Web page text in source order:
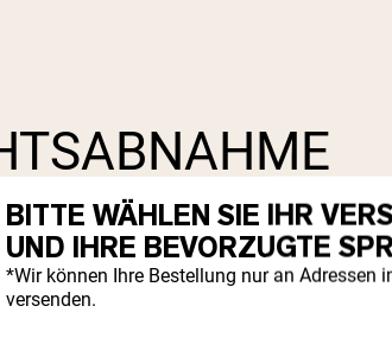
Wie bei den
es regelmäßig tun.
BITTE WÄHLEN SIE IHR
UND IHRE BEVORZUGTE
*Wir können Ihre Bestellung nur an Adressen
versenden.